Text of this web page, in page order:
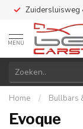
Zuidersluisweg
MENU
Home / Bullbars
Evoque